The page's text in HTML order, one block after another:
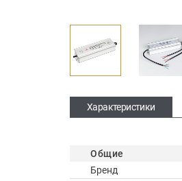
Характеристики
Общие
Бренд